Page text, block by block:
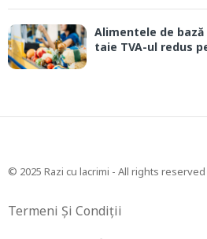
Alimentele de bază
taie TVA-ul redus
© 2025 Razi cu lacrimi - All rights reserved
Termeni Și Condiții